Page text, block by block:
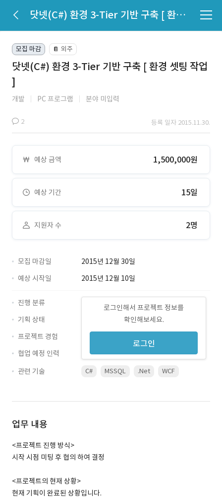
닷넷(C#) 환경 3-Tier 기반 구축 [ 환경 셋팅 작업 ]
모집 마감 📔 외주
닷넷(C#) 환경 3-Tier 기반 구축 [ 환경 셋팅 작업
]
개발 PC 프로그램 분야 미입력
2 등록 일자 2015.11.30.
예상 금액 1,500,000원
예상 기간 15일
지원자 수 2명
모집 마감일
2015년 12월 30일
예상 시작일
2015년 12월 10일
로그인해서 프로젝트 정보를
확인해보세요.
로그인
진행 분류
기획 상태
프로젝트 경험
협업 예정 인력
관련 기술
C# MSSQL .Net WCF
업무 내용
<프로젝트 진행 방식>
시작 시점 미팅 후 협의 하여 결정
<프로젝트의 현재 상황>
현재 기획이 완료된 상황입니다.